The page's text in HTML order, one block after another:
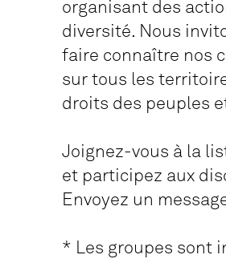
organisant des
diversité. Nous
faire connaître nos
sur tous les
droits des peuples
Joignez-vous à la
et participez aux
Envoyez un
* Les groupes sont